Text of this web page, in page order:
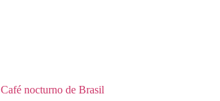
Café nocturno de Brasil